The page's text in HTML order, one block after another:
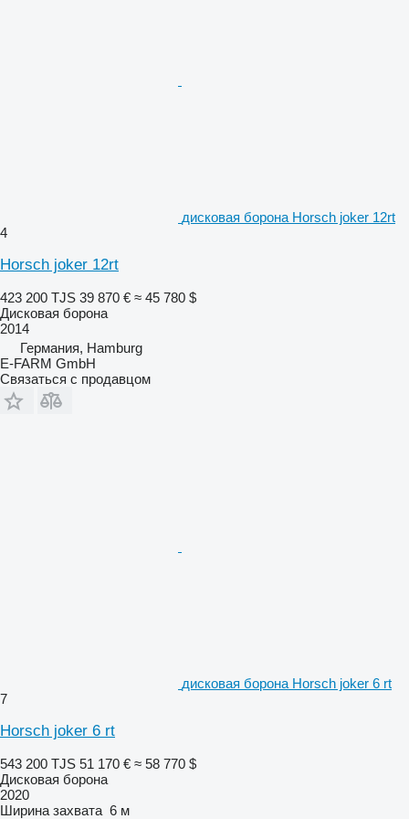
дисковая борона Horsch joker 12rt
4
Horsch joker 12rt
423 200 TJS 39 870 € ≈ 45 780 $
Дисковая борона
2014
Германия, Hamburg
E-FARM GmbH
Связаться с продавцом
дисковая борона Horsch joker 6 rt
7
Horsch joker 6 rt
543 200 TJS 51 170 € ≈ 58 770 $
Дисковая борона
2020
Ширина захвата 6 м